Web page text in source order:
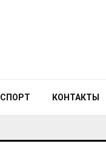
СПОРТ КОНТАКТЫ